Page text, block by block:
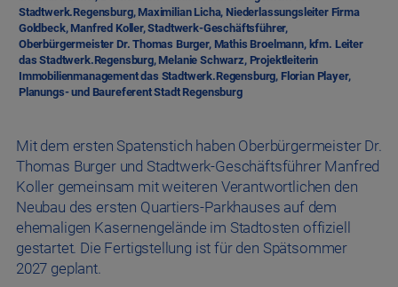
Stadtwerk.Regensburg, Maximilian Licha, Niederlassungsleiter Firma
Goldbeck, Manfred Koller, Stadtwerk-Geschäftsführer,
Oberbürgermeister Dr. Thomas Burger, Mathis Broelmann, kfm. Leiter
das Stadtwerk.Regensburg, Melanie Schwarz, Projektleiterin
Immobilienmanagement das Stadtwerk.Regensburg, Florian Player,
Planungs- und Baureferent Stadt Regensburg
Mit dem ersten Spatenstich haben Oberbürgermeister Dr.
Thomas Burger und Stadtwerk-Geschäftsführer Manfred
Koller gemeinsam mit weiteren Verantwortlichen den
Neubau des ersten Quartiers-Parkhauses auf dem
ehemaligen Kasernengelände im Stadtosten offiziell
gestartet. Die Fertigstellung ist für den Spätsommer
2027 geplant.